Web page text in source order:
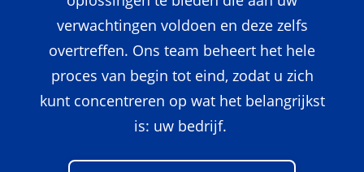
verwachtingen voldoen en deze zelfs
overtreffen. Ons team beheert het hele
proces van begin tot eind, zodat u zich
kunt concentreren op wat het belangrijkst
is: uw bedrijf.